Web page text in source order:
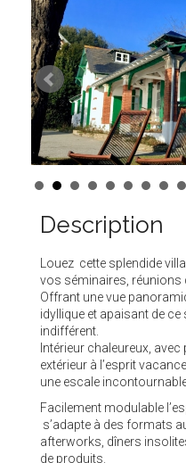
Description
Louez cette splendide
vos séminaires, réunions
Offrant une vue
idyllique et apaisant de
indifférent.
Intérieur chaleureux,
extérieur à l’esprit
une escale
Facilement modulable
s’adapte à des formats
afterworks, dîners
de produits.